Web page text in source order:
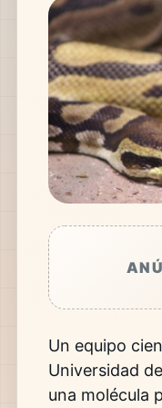
Un equipo
Universidad
una molécula